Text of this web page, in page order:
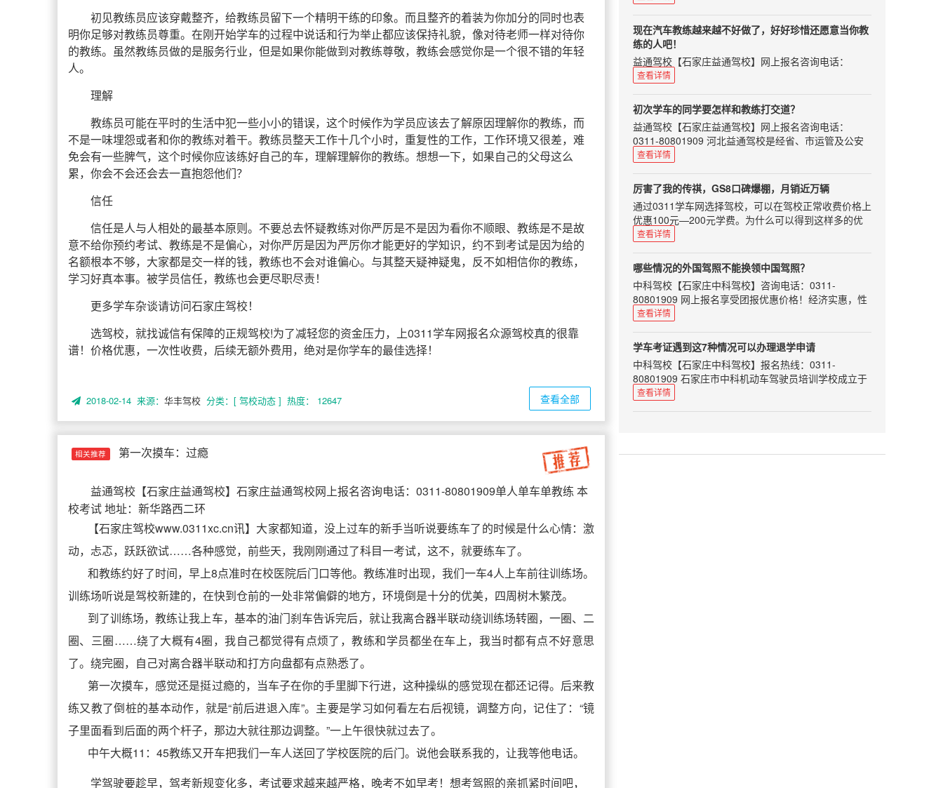
初见教练员应该穿戴整齐，给教练员留下一个精明干练的印象。而且整齐的着装为你加分的同时也表
明你足够对教练员尊重。在刚开始学车的过程中说话和行为举止都应该保持礼貌，像对待老师一样对待你
的教练。虽然教练员做的是服务行业，但是如果你能做到对教练尊敬，教练会感觉你是一个很不错的年轻
人。
理解
教练员可能在平时的生活中犯一些小小的错误，这个时候作为学员应该去了解原因理解你的教练，而
不是一味埋怨或者和你的教练对着干。教练员整天工作十几个小时，重复性的工作，工作环境又很差，难
免会有一些脾气，这个时候你应该练好自己的车，理解理解你的教练。想想一下，如果自己的父母这么
累，你会不会还会去一直抱怨他们？
信任
信任是人与人相处的最基本原则。不要总去怀疑教练对你严厉是不是因为看你不顺眼、教练是不是故
意不给你预约考试、教练是不是偏心，对你严厉是因为严厉你才能更好的学知识，约不到考试是因为给的
名额根本不够，大家都是交一样的钱，教练也不会对谁偏心。与其整天疑神疑鬼，反不如相信你的教练，
学习好真本事。被学员信任，教练也会更尽职尽责！
更多学车杂谈请访问石家庄驾校！
选驾校，就找诚信有保障的正规驾校!为了减轻您的资金压力，上0311学车网报名众源驾校真的很靠
谱！价格优惠，一次性收费，后续无额外费用，绝对是你学车的最佳选择！
2018-02-14 来源：华丰驾校 分类：[ 驾校动态 ] 热度： 12647 查看全部
相关推荐 第一次摸车：过瘾
益通驾校 【石家庄益通驾校】石家庄益通驾校网上报名咨询电话：0311-80801909单人单车单教练 本
校考试 地址：新华路西二环
【石家庄驾校www.0311xc.cn讯】大家都知道，没上过车的新手当听说要练车了的时候是什么心情：激
动，忐忑，跃跃欲试……各种感觉，前些天，我刚刚通过了科目一考试，这不，就要练车了。
和教练约好了时间，早上8点准时在校医院后门口等他。教练准时出现，我们一车4人上车前往训练场。
训练场听说是驾校新建的，在快到仓前的一处非常偏僻的地方，环境倒是十分的优美，四周树木繁茂。
到了训练场，教练让我上车，基本的油门刹车告诉完后，就让我离合器半联动绕训练场转圈，一圈、二
圈、三圈……绕了大概有4圈，我自己都觉得有点烦了，教练和学员都坐在车上，我当时都有点不好意思
了。绕完圈，自己对离合器半联动和打方向盘都有点熟悉了。
第一次摸车，感觉还是挺过瘾的，当车子在你的手里脚下行进，这种操纵的感觉现在都还记得。后来教
练又教了倒桩的基本动作，就是“前后进退入库”。主要是学习如何看左右后视镜，调整方向，记住了：“镜
子里面看到后面的两个杆子，那边大就往那边调整。”一上午很快就过去了。
中午大概11：45教练又开车把我们一车人送回了学校医院的后门。说他会联系我的，让我等他电话。
学驾驶要趁早，驾考新规变化多，考试要求越来越严格，晚考不如早考！想考驾照的亲抓紧时间吧，
存，是会降价的，不过这还是要看各地区的商家们会怎
么做。虽然是可以在国五出台之前抢购一辆国四车，可
是如果你不打算将它开到报废的话，那还是买国五车比
较好。那进口车都符合国五标准码?目前大部分的进口
车排放标准都是符合国五标准的，可是如果完全放开进
口车的话，可能会有中东(尚还采取欧四标准)和不是很
的。因此实施国五标准之后，最好不要再买低于国五标
准的汽车了，否则最后还是自己吃亏。中科驾校温馨提
醒：请广大学车爱好者结合自己的实际情况，比照本文
看看自己是否存在类似问题，思毅学车网希望您早日拿
到驾驶证，不要犯同样的错误，走弯路！
领先的学车平台，获得了国内知名风险投资的关注，能
帮您一分钟内挑到好的教练，目前受到很多学员的青
睐。0311学车网接到过很多的学员的电话说在最简单的
项目失误了或者在考试中根本不知道该如何操作了，这
本都是可以避免的，最后都挂在了心理问题，总结来说
驾考调整心态最为关键！
加油，我相信自己可以，最后，相信自己一定行。凯达
驾校服务好通过率高，网上预约报名更优惠！学车选驾
校，看重的是什么？价格？服务？还是通过率？这些都
非常重要！0311学车网www.0311xc.cn推荐您选择石家
庄凯达驾校，相信一定不会让你失望的！想要找一所既
优惠，服务又好，通过率又高的驾校，还真应该好好选
务好，保证质量，通过率高！
莱斯，地图显示全程34公里大约需要50分钟左右。随后
返程也做了续航里程的测试，起点为长阳首创奥特莱
斯，终点为朝阳公园南门。 在昨
天晚上我对北汽EC180这款车型进行了续航里程的测
试，我的出发地点是十里河地铁站，目的地是房山区长
阳镇首创奥特莱斯，地图显示全程34公里大约需要50分
钟左右。 测试时间是昨晚下班后，车辆电量处于满电状
态，行车电脑显示的续航里程为179km。车辆总行驶里
程为361公里。记录完数据之后将小计里程清零开始今
天的测试。 行驶路线并非导航所示，是根据自己熟悉的
路线来走的。在整个测试过程中，车辆一直处于D挡，
段。 在第一段续航测试的过程中，暖风并非全程开启，
属于间歇使用，温暖了就关上，冷了就打开。全程所用
时间约为50分钟（期间有停车等待交通信号灯的时
间），暖风使用时间大约在15分钟左右。 到达目的地
后车辆显示的剩余续航里程为128km，车辆实际行驶的
里程为37.6公里，车辆总里程显示398km。通过计算，
车辆行车电脑显示的续航里程减少了51km。车辆实际
行驶的里程为37.6km，两者之间相差13.4公里。 随后
返程也做了续航里程的测试，起点为长阳首创奥特莱
斯，终点为朝阳公园南门。返程过程中，车辆同样处于
D挡，我想的是全程都不使用暖风来为大家进行测试，
了。为了拍摄照片采集素材，所以我将暖风开启，把手
机放在出风口旁取暖，期间使用暖风大约5分钟左右，
待手机正常开机后我就把暖风关掉了。 由于返程时间较
晚，北京市内道路通畅，车辆基本以D挡模式下限制的
最高速度75km/h行驶。最后到达朝阳公园时，车辆行
费咨询电话：0311-80801909、85100859！根绝社会
朋友所述，本站小编认真总结认为裕兴驾校是一所性价
比较高的驾校，值得大家选择。选择我们包年满意！严
格按照物价部门的核定收费的，一次性收费，绝无隐性
收费。如果在学车过程中，遇到有个别教练员向学员
“吃、拿、卡、要”，可进行举报，一经查实，将严惩不
怠。
现在汽车教练越来越不好做了，好好珍惜还愿意当你教
练的人吧！
益通驾校【石家庄益通驾校】网上报名咨询电话：
0311-80801909 益通驾校配有全新的“雪铁龙”轿车30
亩，配备理论教室、模拟驾驶教室等各项教学管理设施
设备。小编说2016年刚刚过半，大家都能看出来，今年
在机动车驾驶证考试这件事情上改革不断。这件事情，
其实对于学员和汽车教练，都是让人措手不及的。特别
是对于汽车教练来说，今年势必不容易。在这个时候，
请珍惜那些愿意还挥汗如雨为学员当教练的人吧！那么
今年的教练到底难在哪里呢，听小编来给你分析分析：
1学员对自学直考存在误读去年，关于驾考的改革《意
见》出台后，推出了以自学直考为主的驾考改革措施。
这一下子在学员里面炸开了锅，不管是已经报名的学员
还是有意向报名的学员，心里都开始小小的盘算起来。
而且关于自学直考，网上媒体众说纷纭，许多媒体片面
报导可以脱离驾校，自己参加考试；但实际情况是什么
样呢，大家都不清楚。2居住证改革导致招生难最近，
全国很多个省份都在积极开展居住证，这本来是件好
事，更加规范了。但是这件事情遇到考驾照，却也让我
车也要过居住证的槛，限定必须满半年登记才可取得居
住证，让许多人的学车计划搁浅。异地学车这件事情本
来就挺头疼的，现在更是难上加难，很多有意向的学员
也被这道门槛挡在了门外。3教练员从业资格认定被取
消还有一件事情，其实是对我们教练的巨大改革，那就
是国家取消机动车驾驶培训教练员从业资格证认定，换
辛苦苦考来的教练证用来干什么？学员也不够认可你
查看详情
初次学车的同学要怎样和教练打交道？
益通驾校【石家庄益通驾校】网上报名咨询电话：
0311-80801909 河北益通驾校是经省、市运管及公安
交通部门正式批准的培训与考场为一体的标准化驾校。
套考试科目。刚开始学车，许多同学都会问，要怎么样
和教练搞好关系呢？实际上和教练有良好的沟通，不仅
能使你的学车路愉快而充实，而且说不定还能和这位良
师结交成以后生活中的益友。所以初次学车，我们应该
注意以下几个要点。尊重初见教练员应该穿戴整齐，给
教练员留下一个精明干练的印象。而且整齐的着装为你
加分的同时也表明你足够对教练员尊重。在刚开始学车
的过程中说话和行为举止都应该保持礼貌，像对待老师
一样对待你的教练。虽然教练员做的是服务行业，但是
如果你能做到对教练尊敬，教练会感觉你是一个很不错
的年轻人。理解教练员可能在平时的生活中犯一些小小
的错误，这个时候作为学员应该去了解原因理解你的教
练，而不是一味埋怨或者和你的教练对着干。教练员整
天工作十几个小时，重复性的工作，工作环境又很差，
难免会有一些脾气，这个时候你应该练好自己的车，理
解理解你的教练。想想一下，如果自己的父母这么累，
查看详情
厉害了我的传祺，GS8口碑爆棚，月销近万辆
通过0311学车网选择驾校，可以在驾校正常收费价格上
优惠100元—200元学费。为什么可以得到这样多的优
惠呢？本网站作为地方性的学车报名行业网站长期与全
起来的稳定合作关系，形成一个组团报名的形式，驾校
会让利给我们最大的促销价格，所以相比单人普通报名
可以得到更多的优惠。可以说在7座大型SUV里面，传
祺销量上就已经跟上了丰田汉兰达、福特锐界的脚步，
形成三强鼎立的中大型SUV市场格局，成为真正能与合
资抗衡的中国品牌高端SUV。 2016年对于广汽传祺来
说是丰收的一年，品牌总销量超过38万辆，同比大增
96%，远超行业平均增长水平。日前，广汽传祺公布了
最新的销售数据，在刚过去的1月份，广汽传祺销量劲
增31.4%，其中上市不久的七座SUV传祺GS8表现出
色，单月销量达9418辆，占总销量超2成 不再是单骑走
天下的传祺，GS8成为又一主力军 其16.38-25.98万的
望。去年10月底上市以来，其11月销量为2505辆，12
查看详情
哪些情况的外国驾照不能换领中国驾照？
中科驾校【石家庄中科驾校】咨询电话：0311-
80801909 网上报名享受团报优惠价格！经济实惠，性
价比超高！持有国际驾照，能否在中国开车呢？交警部
驶。在中国境内驾驶机动车必须申领中国机动车驾驶
证。“国际驾照并不是驾照，只是驾照的多语言翻译文
件，也可以说是一个具有多国语言的驾照公证件。”深
圳交警介绍，根据联合国陆路交通国际条约，授权相关
的国际组织签发给已经在该国拥有驾照的驾驶员，主要
目的是为消除司机在国外驾车时，由于各国对驾照有不
深圳交警介绍，以下情况不可换领中国驾照：1.新西兰
查看详情
学车考证遇到这7种情况可以办理退学申请
中科驾校【石家庄中科驾校】报名热线：0311-
80801909 石家庄市中科机动车驾驶员培训学校成立于
2008年12月，位于石家庄市裕华区方兴路79号，总投
查看详情